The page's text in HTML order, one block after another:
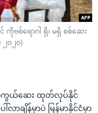
ဗစ်ရောဂါ ရှိ၊ မရှိ စစ်ဆေး
၀၂၀)
ာကွယ်ဆေး ထုတ်လုပ်နိုင်
ျိန်မှာပဲ မြန်မာနိုင်ငံမှာ